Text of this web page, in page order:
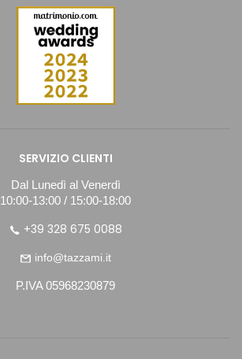
SERVIZIO CLIENTI
Dal Lunedì al Venerdì
10:00-13:00 / 15:00-18:00
+39 328 675 0088
info@tazzami.it
P.IVA 05968230879